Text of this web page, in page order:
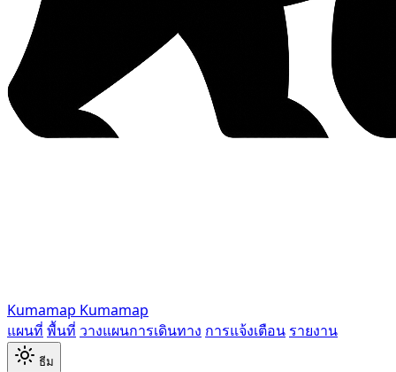
Kumamap Kumamap
แผนที่ พื้นที่ วางแผนการเดินทาง การแจ้งเตือน รายงาน
ธีม